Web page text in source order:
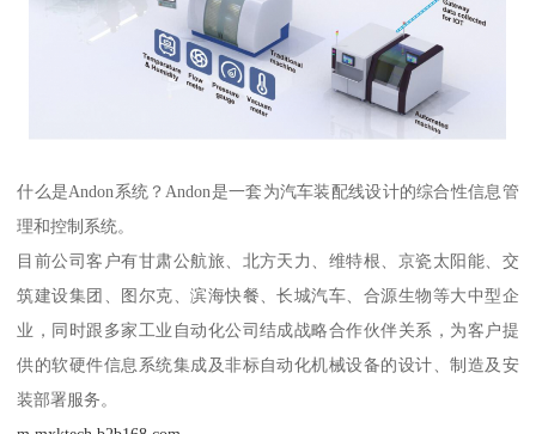
什么是Andon系统？Andon是一套为汽车装配线设计的综合性信息管
理和控制系统。
目前公司客户有甘肃公航旅、北方天力、维特根、京瓷太阳能、交
筑建设集团、图尔克、滨海快餐、长城汽车、合源生物等大中型企
业，同时跟多家工业自动化公司结成战略合作伙伴关系，为客户提
供的软硬件信息系统集成及非标自动化机械设备的设计、制造及安
装部署服务。